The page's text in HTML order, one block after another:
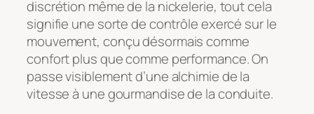
discrétion même de la nickelerie, tout cela
signifie une sorte de contrôle exercé sur le
mouvement, conçu désormais comme
confort plus que comme performance. On
passe visiblement d’une alchimie de la
vitesse à une gourmandise de la conduite.